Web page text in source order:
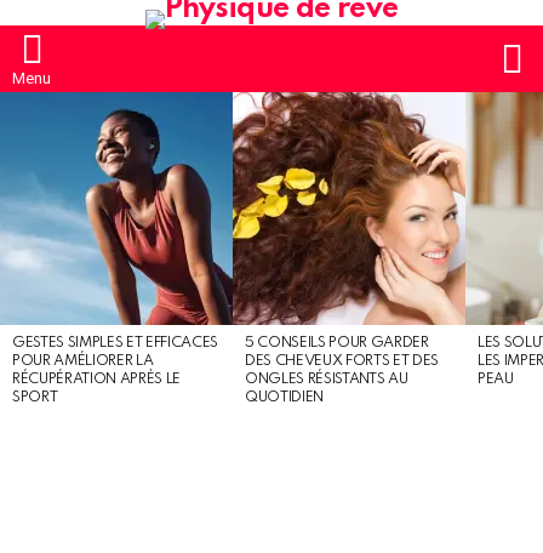
Menu
GESTES SIMPLES ET EFFICACES
POUR AMÉLIORER LA
RÉCUPÉRATION APRÈS LE
SPORT
5 CONSEILS POUR GARDER
DES CHEVEUX FORTS ET DES
ONGLES RÉSISTANTS AU
QUOTIDIEN
LES
LES
PEAU